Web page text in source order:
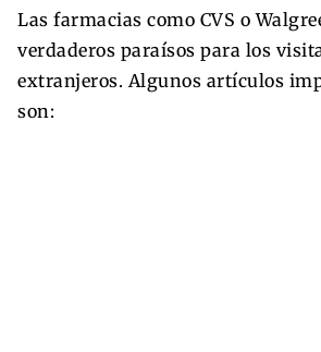
Las farmacias como CVS o
verdaderos paraísos para los
extranjeros. Algunos artículos
son: